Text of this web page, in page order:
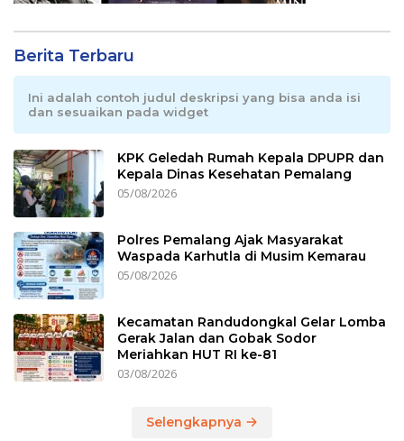
Berita Terbaru
Ini adalah contoh judul deskripsi yang bisa anda isi
dan sesuaikan pada widget
KPK Geledah Rumah Kepala DPUPR dan
Kepala Dinas Kesehatan Pemalang
05/08/2026
Polres Pemalang Ajak Masyarakat
Waspada Karhutla di Musim Kemarau
05/08/2026
Kecamatan Randudongkal Gelar Lomba
Gerak Jalan dan Gobak Sodor
Meriahkan HUT RI ke-81
03/08/2026
Selengkapnya